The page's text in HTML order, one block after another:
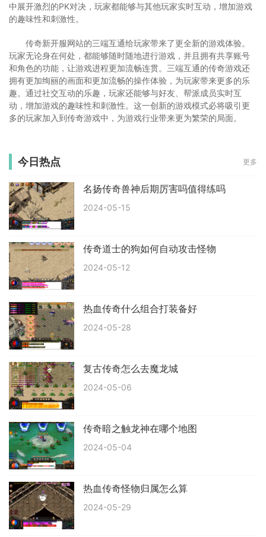
中展开激烈的PK对决，玩家都能够与其他玩家实时互动，增加游戏
的趣味性和刺激性。
传奇新开服网站的三端互通给玩家带来了更全新的游戏体验。
玩家无论身在何处，都能够随时随地进行游戏，并且拥有共享账号
和角色的功能，让游戏进程更加流畅连贯。三端互通的传奇游戏还
拥有更加绚丽的画面和更加流畅的操作体验，为玩家带来更多的乐
趣。通过社交互动的乐趣，玩家还能够与好友、帮派成员实时互
动，增加游戏的趣味性和刺激性。这一创新的游戏模式必将吸引更
多的玩家加入到传奇游戏中，为游戏行业带来更为繁荣的局面。
今日热点 更多
名扬传奇兽神后期厉害吗值得练吗
2024-05-15
传奇道士的狗如何自动攻击怪物
2024-05-12
热血传奇什么组合打装备好
2024-05-28
复古传奇怎么去魔龙城
2024-05-06
传奇暗之触龙神在哪个地图
2024-05-04
热血传奇怪物归属怎么算
2024-05-29